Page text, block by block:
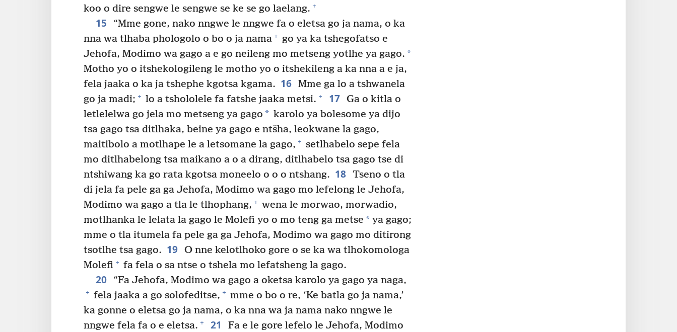
koo o dire sengwe le sengwe se ke se go laelang. +
15
“Mme gone, nako nngwe le nngwe fa o eletsa go ja nama, o ka
nna wa tlhaba phologolo o bo o ja nama + go ya ka tshegofatso e
Jehofa, Modimo wa gago a e go neileng mo metseng yotlhe ya gago. *
Motho yo o itshekologileng le motho yo o itshekileng a ka nna a e ja,
fela jaaka o ka ja tshephe kgotsa kgama. 16 Mme ga lo a tshwanela
go ja madi; + lo a tshololele fa fatshe jaaka metsi. + 17 Ga o kitla o
letlelelwa go jela mo metseng ya gago * karolo ya bolesome ya dijo
tsa gago tsa ditlhaka, beine ya gago e ntšha, leokwane la gago,
maitibolo a motlhape le a letsomane la gago, + setlhabelo sepe fela
mo ditlhabelong tsa maikano a o a dirang, ditlhabelo tsa gago tse di
ntshiwang ka go rata kgotsa moneelo o o o ntshang. 18 Tseno o tla
di jela fa pele ga ga Jehofa, Modimo wa gago mo lefelong le Jehofa,
Modimo wa gago a tla le tlhophang, + wena le morwao, morwadio,
motlhanka le lelata la gago le Molefi yo o mo teng ga metse * ya gago;
mme o tla itumela fa pele ga ga Jehofa, Modimo wa gago mo ditirong
tsotlhe tsa gago. 19 O nne kelotlhoko gore o se ka wa tlhokomologa
Molefi + fa fela o sa ntse o tshela mo lefatsheng la gago.
20 “Fa Jehofa, Modimo wa gago a oketsa karolo ya gago ya naga,
+ fela jaaka a go solofeditse, + mme o bo o re, ‘Ke batla go ja nama,’
ka gonne o eletsa go ja nama, o ka nna wa ja nama nako nngwe le
nngwe fela fa o e eletsa. + 21
Fa e le gore lefelo le Jehofa, Modimo